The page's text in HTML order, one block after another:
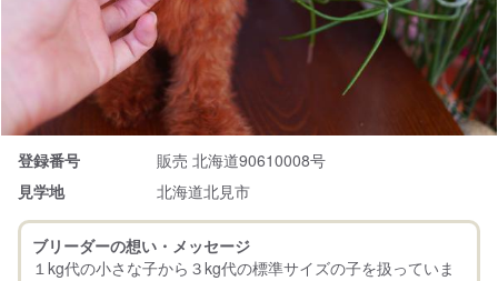
登録番号
販売 北海道90610008号
見学地
北海道北見市
ブリーダーの想い・メッセージ
１kg代の小さな子から３kg代の標準サイズの子を扱っていま